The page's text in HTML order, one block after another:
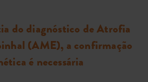
do diagnóstico de Atrofia
(AME), a confirmação
é necessária